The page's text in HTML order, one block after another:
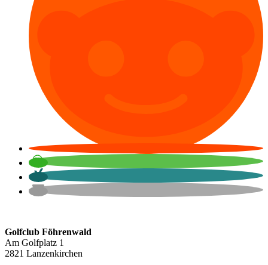
Golfclub Föhrenwald
Am Golfplatz 1
2821 Lanzenkirchen